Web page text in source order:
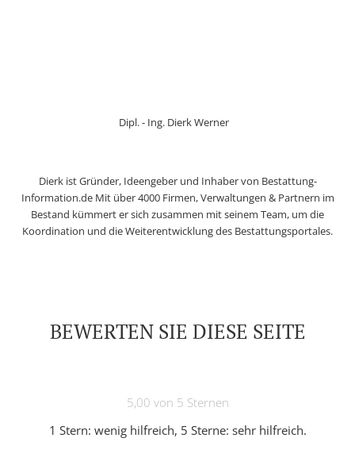
Dipl. - Ing. Dierk Werner
Dierk ist Gründer, Ideengeber und Inhaber von Bestattung-
Information.de Mit über 4000 Firmen, Verwaltungen & Partnern im
Bestand kümmert er sich zusammen mit seinem Team, um die
Koordination und die Weiterentwicklung des Bestattungsportales.
BEWERTEN SIE DIESE SEITE
5,00 von 5 Sternen
1 Stern: wenig hilfreich, 5 Sterne: sehr hilfreich.